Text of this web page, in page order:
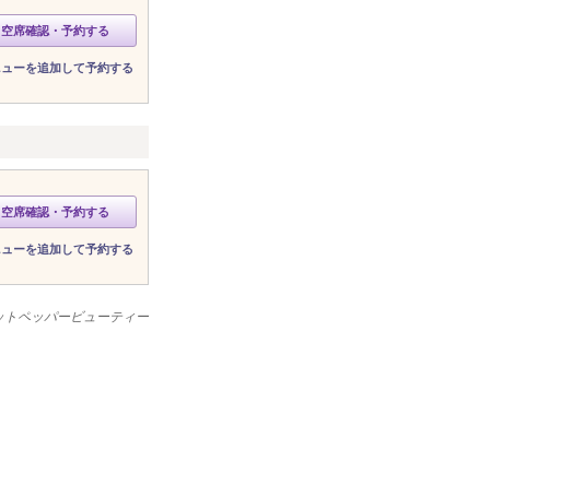
空席確認・予約する
ューを追加して予約する
空席確認・予約する
ューを追加して予約する
トペッパービューティー